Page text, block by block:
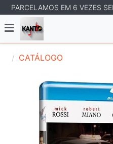
PARCELAMOS EM 6 VEZES
CATÁLOGO